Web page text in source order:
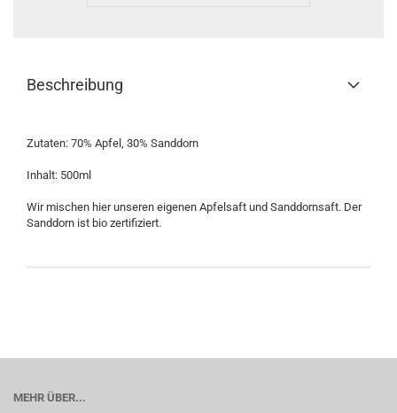
Beschreibung
Zutaten: 70% Apfel, 30% Sanddorn
Inhalt: 500ml
Wir mischen hier unseren eigenen Apfelsaft und Sanddornsaft. Der
Sanddorn ist bio zertifiziert.
MEHR ÜBER...